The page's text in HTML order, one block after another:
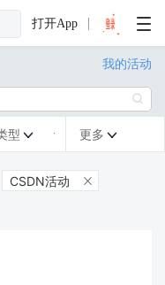
打开App
我的活动

型  更多 
CSDN活动 